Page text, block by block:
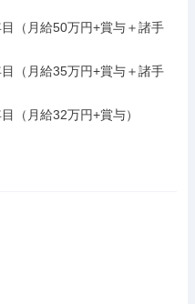
（月給50万円+賞与＋諸手
（月給35万円+賞与＋諸手
（月給32万円+賞与）